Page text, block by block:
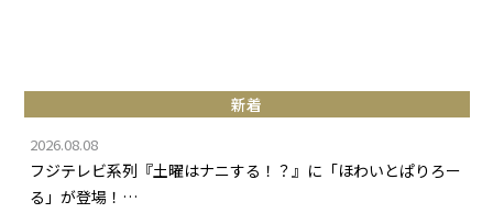
新着
2026.08.08
フジテレビ系列『土曜はナニする！？』に「ほわいとぱりろー
る」が登場！…